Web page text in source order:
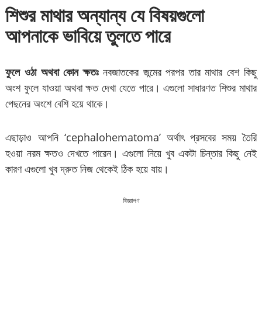
শিশুর মাথার অন্যান্য যে বিষয়গুলো
আপনাকে ভাবিয়ে তুলতে পারে
ফুলে ওঠা অথবা কোন ক্ষতঃনবজাতকের জন্মের পরপর তার মাথার বেশ কিছু
অংশ ফুলে যাওয়া অথবা ক্ষত দেখা যেতে পারে। এগুলো সাধারণত শিশুর মাথার
পেছনের অংশে বেশি হয়ে থাকে।
এছাড়াও আপনি ‘cephalohematoma’ অর্থাৎ প্রসবের সময় তৈরি
হওয়া নরম ক্ষতও দেখতে পারেন। এগুলো নিয়ে খুব একটা চিন্তার কিছু নেই
কারণ এগুলো খুব দ্রুত নিজ থেকেই ঠিক হয়ে যায়।
বিজ্ঞাপণ